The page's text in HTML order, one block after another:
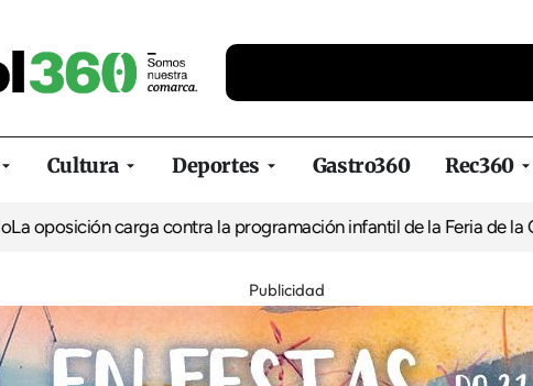
Cultura Deportes Gastro360 Rec360
carga contra la programación infantil de la Feria de la Cerveza de
Publicidad